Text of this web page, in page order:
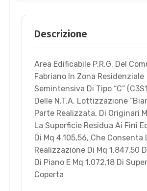
Descrizione
Area Edificabile P.R.G. Del
Fabriano In Zona Residenziale
Semintensiva Di Tipo “C”
Delle N.T.A. Lottizzazione
Parte Realizzata, Di Originari
La Superficie Residua Ai Fini
Di Mq 4.105,56, Che Consenta
Realizzazione Di Mq 1.847,50
Di Piano E Mq 1.072,18 Di
Coperta